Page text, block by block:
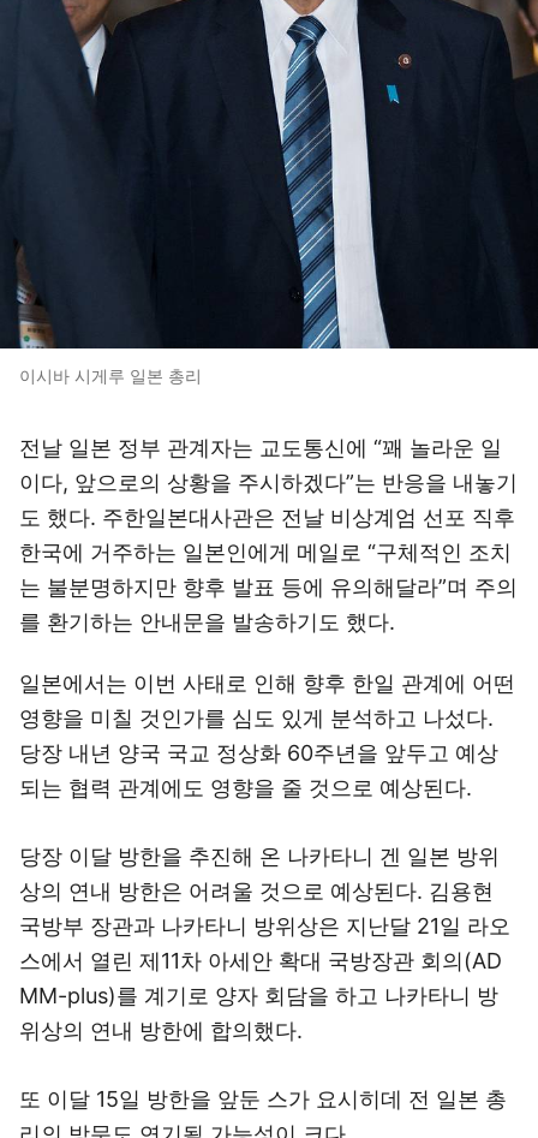
이시바 시게루 일본 총리
전날 일본 정부 관계자는 교도통신에 “꽤 놀라운 일
이다, 앞으로의 상황을 주시하겠다”는 반응을 내놓기
도 했다. 주한일본대사관은 전날 비상계엄 선포 직후
한국에 거주하는 일본인에게 메일로 “구체적인 조치
는 불분명하지만 향후 발표 등에 유의해달라”며 주의
를 환기하는 안내문을 발송하기도 했다.
일본에서는 이번 사태로 인해 향후 한일 관계에 어떤
영향을 미칠 것인가를 심도 있게 분석하고 나섰다.
당장 내년 양국 국교 정상화 60주년을 앞두고 예상
되는 협력 관계에도 영향을 줄 것으로 예상된다.
당장 이달 방한을 추진해 온 나카타니 겐 일본 방위
상의 연내 방한은 어려울 것으로 예상된다. 김용현
국방부 장관과 나카타니 방위상은 지난달 21일 라오
스에서 열린 제11차 아세안 확대 국방장관 회의(AD
MM-plus)를 계기로 양자 회담을 하고 나카타니 방
위상의 연내 방한에 합의했다.
또 이달 15일 방한을 앞둔 스가 요시히데 전 일본 총